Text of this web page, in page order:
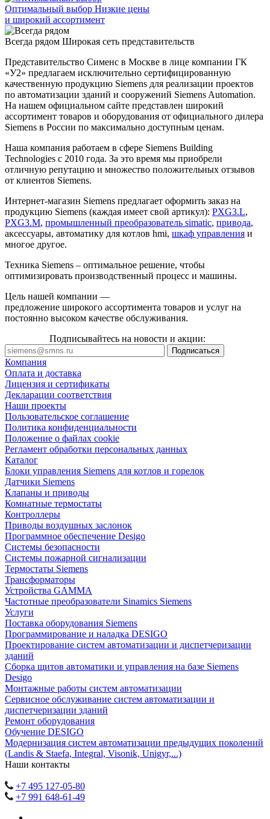
Оптимальный выбор Низкие цены
и широкий ассортимент
Всегда рядом Широкая сеть представительств
Представительство Сименс в Москве в лице компании ГК
«У2» предлагаем исключительно сертифицированную
качественную продукцию Siemens для реализации проектов
по автоматизации зданий и сооружений Siemens Automation.
На нашем официальном сайте представлен широкий
ассортимент товаров и оборудования от официального дилера
Siemens в России по максимально доступным ценам.
Наша компания работаем в сфере Siemens Building
Technologies с 2010 года. За это время мы приобрели
отличную репутацию и множество положительных отзывов
от клиентов Siemens.
Интернет-магазин Siemens предлагает оформить заказ на
продукцию Siemens (каждая имеет свой артикул): PXG3.L,
PXG3.M, промышленный преобразователь simatic, привода,
аксессуары, автоматику для котлов hmi, шкаф управления и
многое другое.
Техника Siemens – оптимальное решение, чтобы
оптимизировать производственный процесс и машины.
Цель нашей компании —
предложение широкого ассортимента товаров и услуг на
постоянно высоком качестве обслуживания.
Подписывайтесь на новости и акции:
Компания
Оплата и доставка
Лицензия и сертификаты
Декларации соответствия
Наши проекты
Пользовательское соглашение
Политика конфиденциальности
Положение о файлах cookie
Регламент обработки персональных данных
Каталог
Блоки управления Siemens для котлов и горелок
Датчики Siemens
Клапаны и приводы
Комнатные термостаты
Контроллеры
Приводы воздушных заслонок
Программное обеспечение Desigo
Системы безопасности
Системы пожарной сигнализации
Термостаты Siemens
Трансформаторы
Устройства GAMMA
Частотные преобразователи Sinamics Siemens
Услуги
Поставка оборудования Siemens
Программирование и наладка DESIGO
Проектирование систем автоматизации и диспетчеризации
зданий
Сборка щитов автоматики и управления на базе Siemens
Desigo
Монтажные работы систем автоматизации
Сервисное обслуживание систем автоматизации и
диспетчеризации зданий
Ремонт оборудования
Обучение DESIGO
Модернизация систем автоматизации предыдущих поколений
(Landis & Staefa, Integral, Visonik, Unigyr,...)
Наши контакты
+7 495 127-05-80
+7 991 648-61-49